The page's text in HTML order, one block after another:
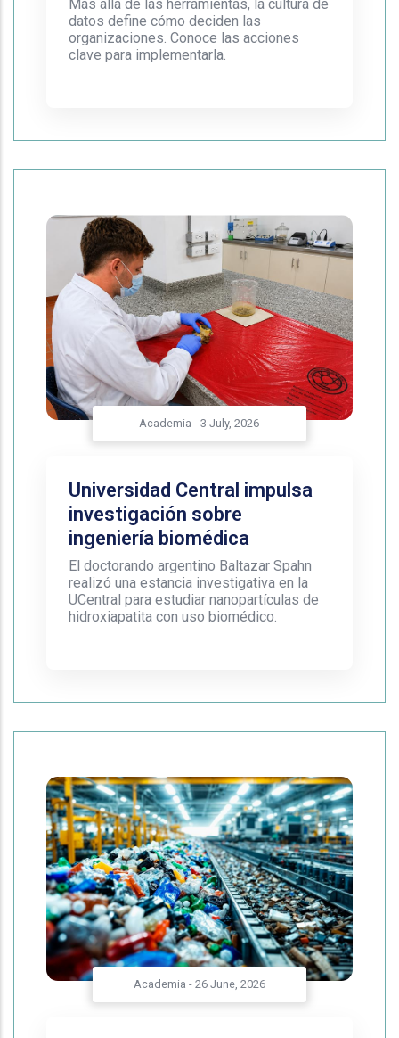
Más allá de las herramientas, la cultura de
datos define cómo deciden las
organizaciones. Conoce las acciones
clave para implementarla.
Academia -3 July, 2026
Universidad Central impulsa
investigación sobre
ingeniería biomédica
El doctorando argentino Baltazar Spahn
realizó una estancia investigativa en la
UCentral para estudiar nanopartículas de
hidroxiapatita con uso biomédico.
Academia - 26 June, 2026